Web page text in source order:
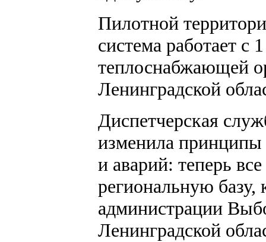
Пилотной
система работает с
теплоснабжающей
Ленинградской
Диспетчерская
изменила принципы
и аварий: теперь
региональную
администрации
Ленинградской